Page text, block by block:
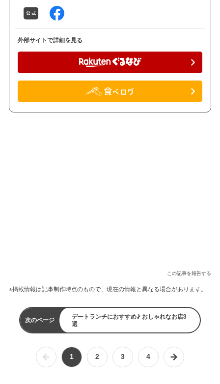
外部サイトで詳細を見る
この記事を報告する
※掲載情報は記事制作時点のもので、現在の情報と異なる場合があります。
次のページ
デートランチにおすすめ♪ おしゃれなお店3
選
1 2 3 4